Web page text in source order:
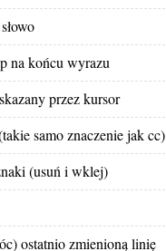
na końcu wyrazu
przez kursor
samo znaczenie jak cc)
(usuń i wklej)
ostatnio zmienioną linię